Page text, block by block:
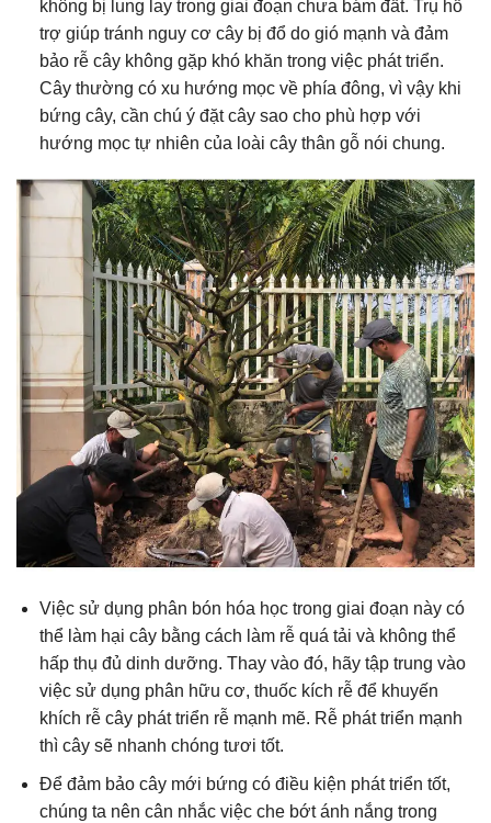
không bị lung lay trong giai đoạn chưa bám đất. Trụ hỗ
trợ giúp tránh nguy cơ cây bị đổ do gió mạnh và đảm
bảo rễ cây không gặp khó khăn trong việc phát triển.
Cây thường có xu hướng mọc về phía đông, vì vậy khi
bứng cây, cần chú ý đặt cây sao cho phù hợp với
hướng mọc tự nhiên của loài cây thân gỗ nói chung.
Việc sử dụng phân bón hóa học trong giai đoạn này có
thể làm hại cây bằng cách làm rễ quá tải và không thể
hấp thụ đủ dinh dưỡng. Thay vào đó, hãy tập trung vào
việc sử dụng phân hữu cơ, thuốc kích rễ để khuyến
khích rễ cây phát triển rễ mạnh mẽ. Rễ phát triển mạnh
thì cây sẽ nhanh chóng tươi tốt.
Để đảm bảo cây mới bứng có điều kiện phát triển tốt,
chúng ta nên cân nhắc việc che bớt ánh nắng trong